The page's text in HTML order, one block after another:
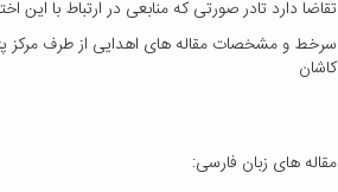
تقاضا دارد تادر صورتی که منابعی در ارتباط با
سرخط و مشخصات مقاله های اهدایی از طرف مرکز
کاشان
مقاله های زبان فارسی: